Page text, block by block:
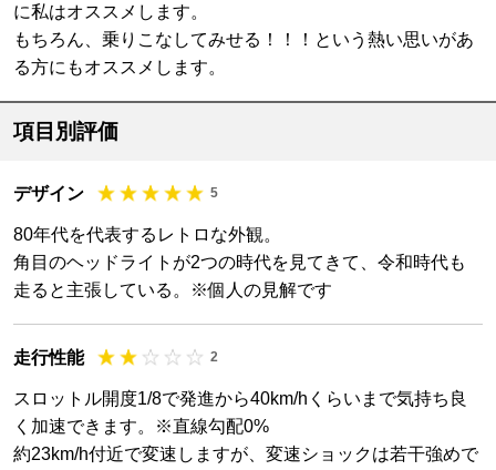
に私はオススメします。
もちろん、乗りこなしてみせる！！！という熱い思いがあ
る方にもオススメします。
項目別評価
デザイン 5
80年代を代表するレトロな外観。
角目のヘッドライトが2つの時代を見てきて、令和時代も
走ると主張している。※個人の見解です
走行性能 2
スロットル開度1/8で発進から40km/hくらいまで気持ち良
く加速できます。※直線勾配0%
約23km/h付近で変速しますが、変速ショックは若干強めで